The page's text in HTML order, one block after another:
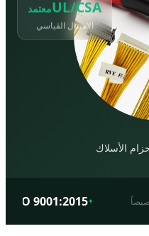
UL/CSAمعتمد
الامتثال القياسي
الأسلاك
✦
ISO 9001:2015